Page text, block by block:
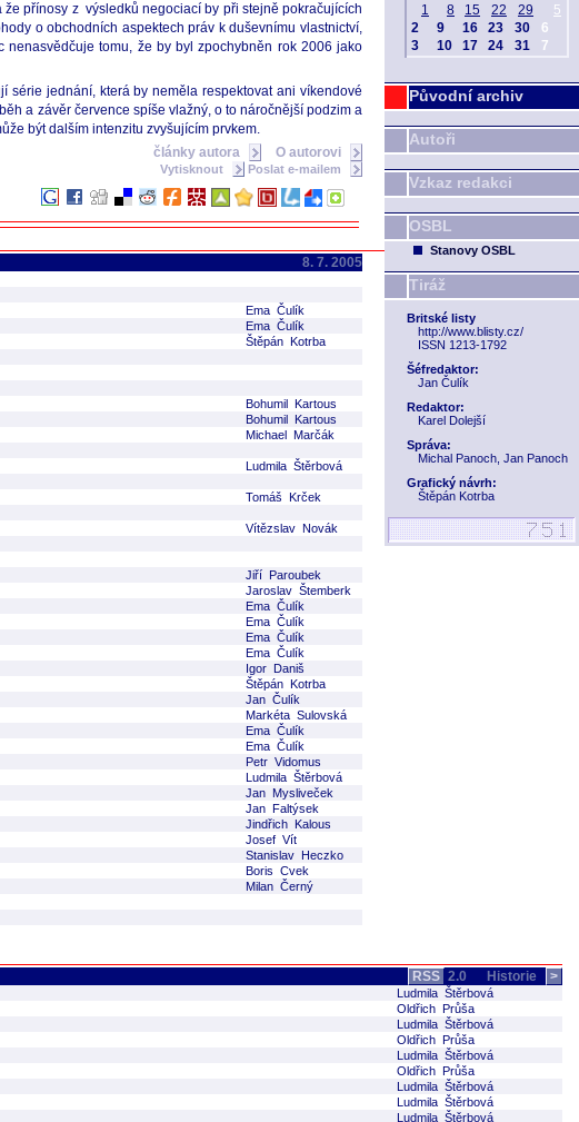
Původní archiv
Autoři
Vzkaz redakci
OSBL
Stanovy OSBL
Tiráž
Britské listy
http://www.blisty.cz/
ISSN 1213-1792
Šéfredaktor:
Jan Čulík
Redaktor:
Karel Dolejší
Správa:
Michal Panoch, Jan Panoch
Grafický návrh:
Štěpán Kotrba
přínosy z výsledků negociací by při stejně pokračujících
o obchodních aspektech práv k duševnímu vlastnictví,
tomu, že by byl zpochybněn rok 2006 jako
série jednání, která by neměla respektovat ani víkendové
a závěr července spíše vlažný, o to náročnější podzim a
být dalším intenzitu zvyšujícím prvkem.
články autora
O autorovi
Vytisknout Poslat e-mailem
8. 7. 2005
Ema Čulík
Ema Čulík
Štěpán Kotrba
Bohumil Kartous
Bohumil Kartous
Michael Marčák
Ludmila Štěrbová
Tomáš Krček
Vítězslav Novák
Jiří Paroubek
Jaroslav Štemberk
Ema Čulík
Ema Čulík
Ema Čulík
Ema Čulík
Igor Daniš
Štěpán Kotrba
Jan Čulík
Markéta Sulovská
Ema Čulík
Ema Čulík
Petr Vidomus
Ludmila Štěrbová
Jan Mysliveček
Jan Faltýsek
Jindřich Kalous
Josef Vít
Stanislav Heczko
Boris Cvek
Milan Černý
RSS 2.0 Historie >
Ludmila Štěrbová
Oldřich Průša
Ludmila Štěrbová
Oldřich Průša
Ludmila Štěrbová
Oldřich Průša
Ludmila Štěrbová
Ludmila Štěrbová
Ludmila Štěrbová